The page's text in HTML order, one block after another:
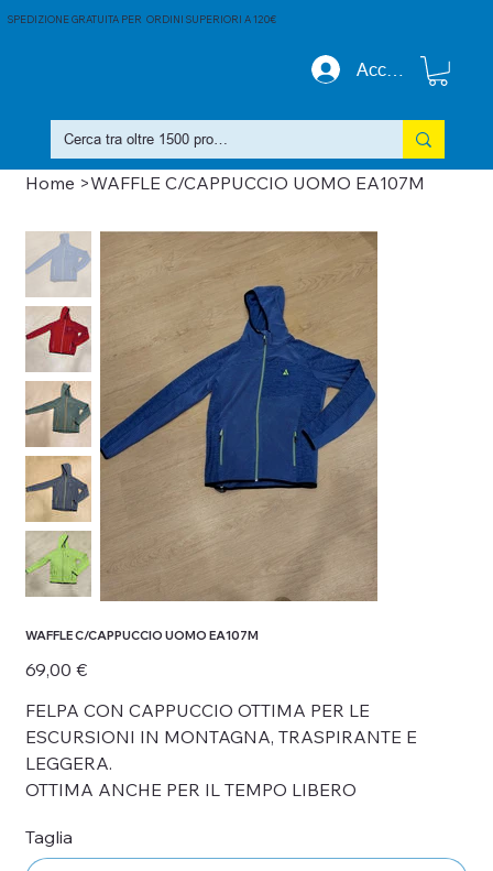
Accedi
SPEDIZIONE GRATUITA PER ORDINI SUPERIORI A 120€
Home >WAFFLE C/CAPPUCCIO UOMO EA107M
WAFFLE C/CAPPUCCIO UOMO EA107M
Prezzo
69,00 €
FELPA CON CAPPUCCIO OTTIMA PER LE
ESCURSIONI IN MONTAGNA, TRASPIRANTE E
LEGGERA.
OTTIMA ANCHE PER IL TEMPO LIBERO
Taglia